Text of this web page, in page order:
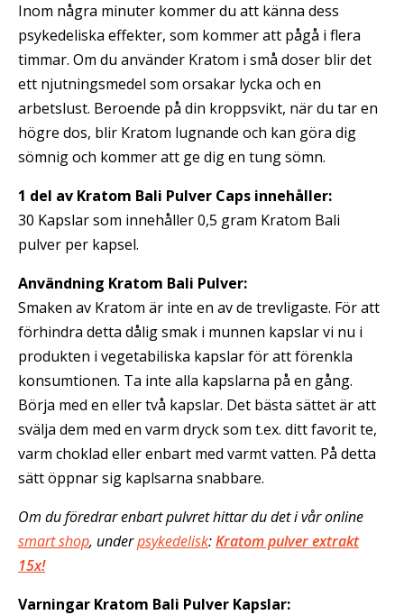
Inom några minuter kommer du att känna dess
psykedeliska effekter, som kommer att pågå i flera
timmar. Om du använder Kratom i små doser blir det
ett njutningsmedel som orsakar lycka och en
arbetslust. Beroende på din kroppsvikt, när du tar en
högre dos, blir Kratom lugnande och kan göra dig
sömnig och kommer att ge dig en tung sömn.
1 del av Kratom Bali Pulver Caps innehåller:
30 Kapslar som innehåller 0,5 gram Kratom Bali
pulver per kapsel.
Användning Kratom Bali Pulver:
Smaken av Kratom är inte en av de trevligaste. För att
förhindra detta dålig smak i munnen kapslar vi nu i
produkten i vegetabiliska kapslar för att förenkla
konsumtionen. Ta inte alla kapslarna på en gång.
Börja med en eller två kapslar. Det bästa sättet är att
svälja dem med en varm dryck som t.ex. ditt favorit te,
varm choklad eller enbart med varmt vatten. På detta
sätt öppnar sig kaplsarna snabbare.
Om du föredrar enbart pulvret hittar du det i vår online
smart shop, underpsykedelisk:Kratom pulver extrakt
15x!
Varningar Kratom Bali Pulver Kapslar: